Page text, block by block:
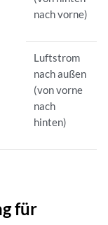
nach vorne)
Luftstrom
nach außen
(von vorne
nach
hinten)
für